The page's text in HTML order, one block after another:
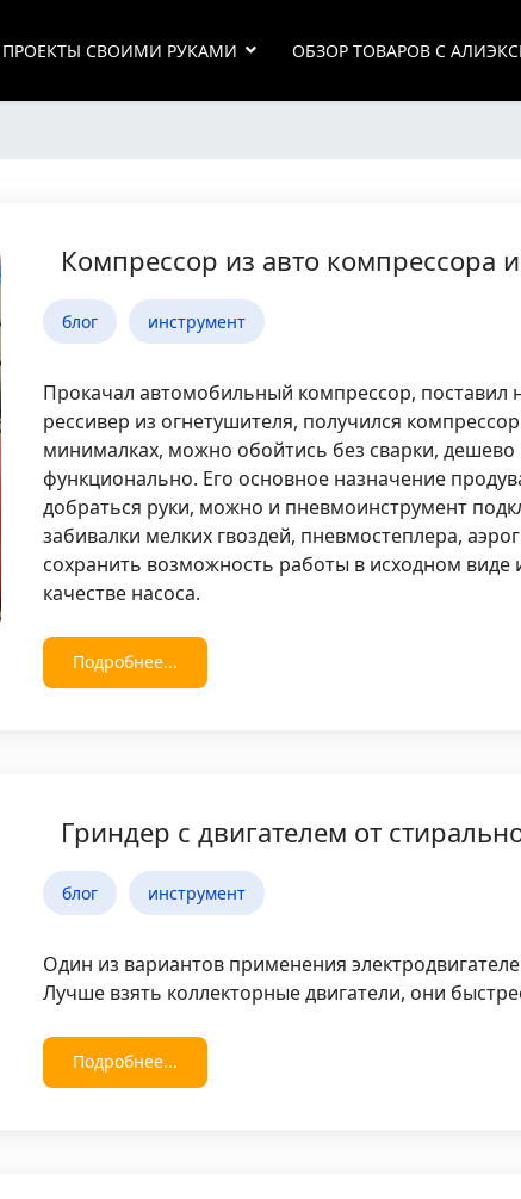
ПРОЕКТЫ СВОИМИ РУКАМИ ОБЗОР ТОВАРОВ С
Компрессор из авто компрессора
блог инструмент
Прокачал автомобильный компрессор, поставил
рессивер из огнетушителя, получился
минималках, можно обойтись без сварки,
функционально. Его основное назначение
добраться руки, можно и пневмоинструмент
забивалки мелких гвоздей, пневмостеплера,
сохранить возможность работы в исходном
качестве насоса.
Подробнее...
Гриндер с двигателем от
блог инструмент
Один из вариантов применения
Лучше взять коллекторные двигатели, они
Подробнее...